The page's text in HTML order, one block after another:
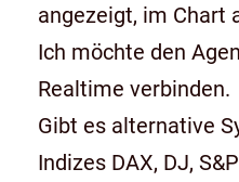
angezeigt, im Chart
Ich möchte den
Realtime verbinden.
Gibt es alternative
Indizes DAX, DJ,